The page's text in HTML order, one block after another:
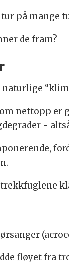
på mange
de fram?
nettopp er
-
fløyet fra